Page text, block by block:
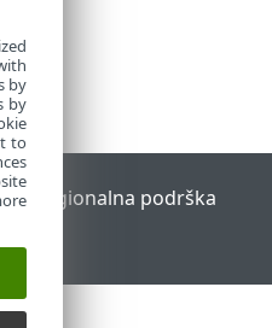
Regionalna podrška
by
by
to